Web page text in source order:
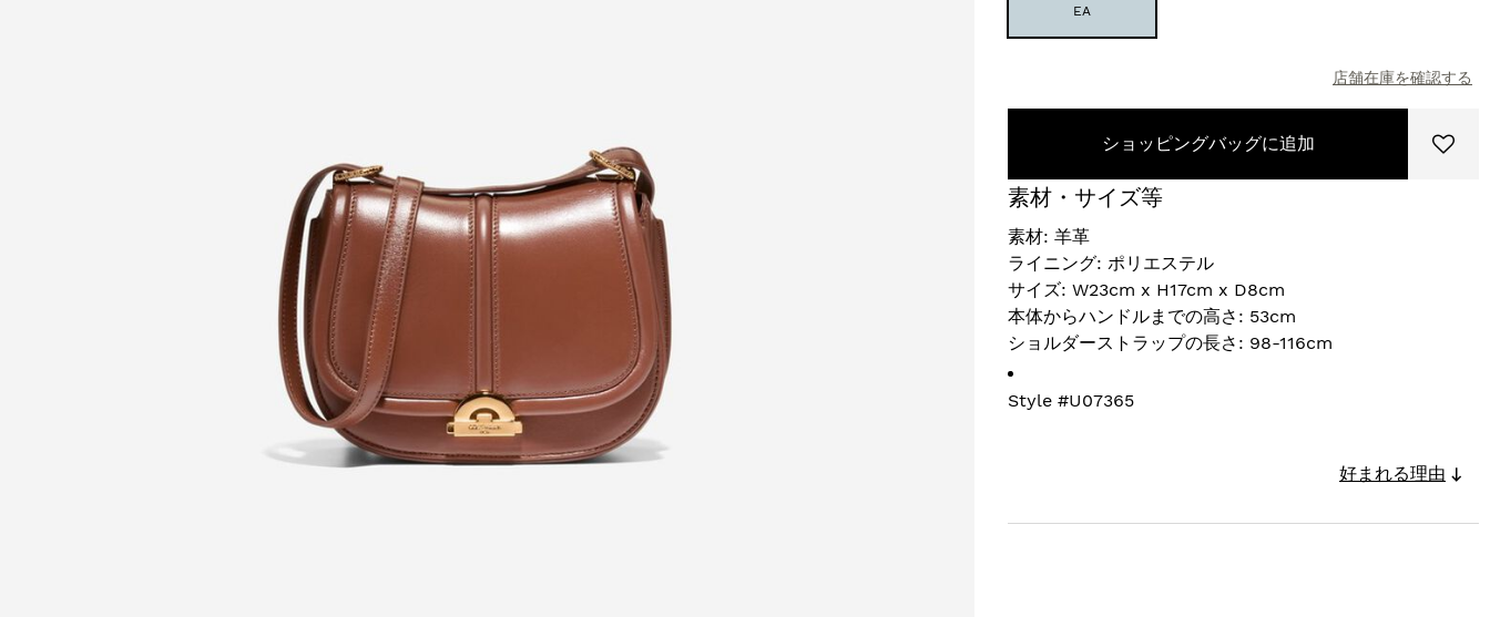
EA
店舗在庫を確認する
ショッピングバッグに追加
素材・サイズ等
素材: 羊革
ライニング: ポリエステル
サイズ: W23cm x H17cm x D8cm
本体からハンドルまでの高さ: 53cm
ショルダーストラップの長さ: 98-116cm
Style #U07365
好まれる理由